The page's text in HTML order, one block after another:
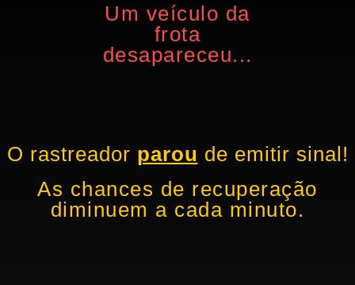
Um veículo da
frota
desapareceu...
O rastreador parou de emitir sinal!
As chances de recuperação
diminuem a cada minuto.